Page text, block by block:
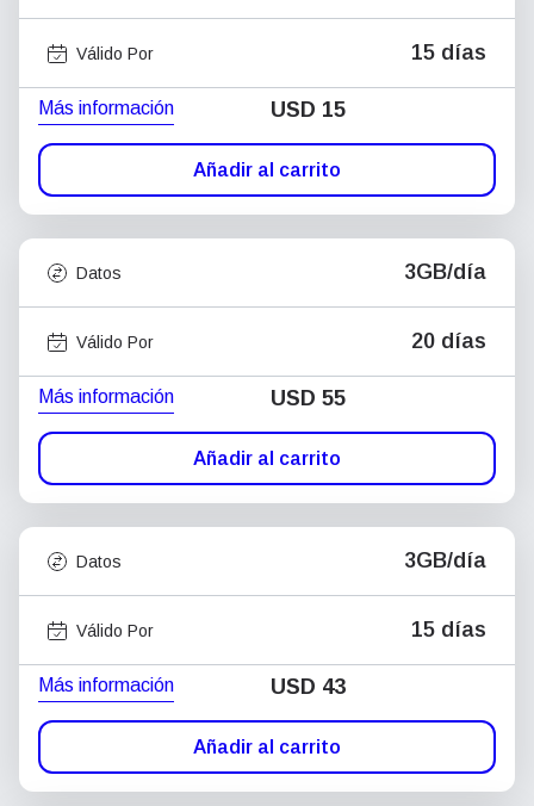
Válido Por 15 días
Más información USD 15
Añadir al carrito
Datos 3GB/día
Válido Por 20 días
Más información USD 55
Añadir al carrito
Datos 3GB/día
Válido Por 15 días
Más información USD 43
Añadir al carrito